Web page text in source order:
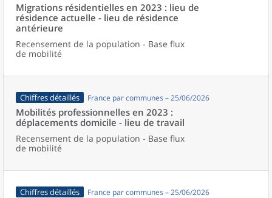
Migrations résidentielles en 2023 : lieu de
résidence actuelle - lieu de résidence
antérieure
Recensement de la population - Base flux
de mobilité
Chiffres détaillés France par communes – 25/06/2026
Mobilités professionnelles en 2023 :
déplacements domicile - lieu de travail
Recensement de la population - Base flux
de mobilité
Chiffres détaillés France par communes – 25/06/2026